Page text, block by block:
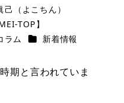
己（よこちん）
TOP】
ラム カテゴリー
新着情報
期と言われていま